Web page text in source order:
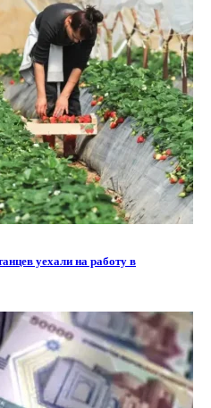
уехали на работу в